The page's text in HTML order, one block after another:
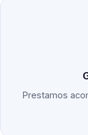
Prestamos